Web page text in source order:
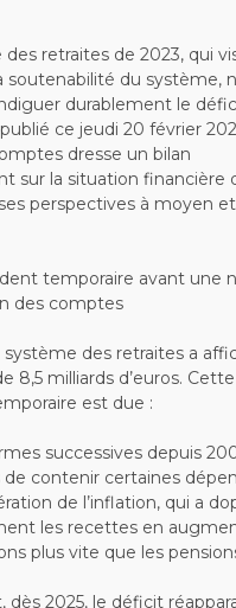
retraites de 2023, qui
soutenabilité du système,
durablement le
ce jeudi 20 février
dresse un bilan
sur la situation financière
perspectives à moyen
temporaire avant une
des comptes
système des retraites a
8,5 milliards d’euros. Cette
est due :
successives depuis
contenir certaines
de l’inflation, qui a
les recettes en
plus vite que les
dès 2025, le déficit